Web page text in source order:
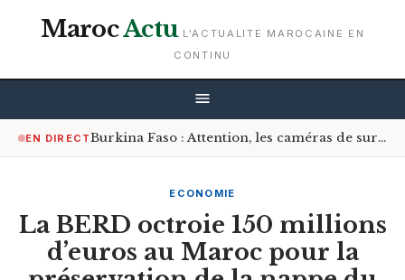
MarocActu L'ACTUALITE MAROCAINE EN
CONTINU
EN DIRECT Burkina Faso : Attention, les caméras de surveillance sont désormais à l’affût sur les routes
ECONOMIE
La BERD octroie 150 millions
d’euros au Maroc pour la